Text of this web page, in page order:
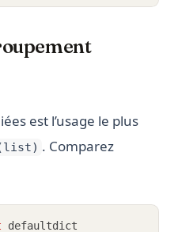
est l’usage le plus
. Comparez
defaultdict